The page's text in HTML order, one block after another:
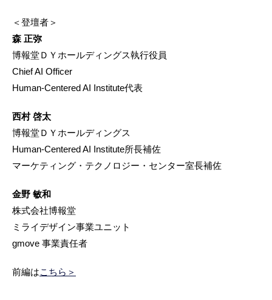
＜登壇者＞
森 正弥
博報堂ＤＹホールディングス執行役員
Chief AI Officer
Human-Centered AI Institute代表
西村 啓太
博報堂ＤＹホールディングス
Human-Centered AI Institute所長補佐
マーケティング・テクノロジー・センター室長補佐
金野 敏和
株式会社博報堂
ミライデザイン事業ユニット
gmove 事業責任者
前編はこちら＞